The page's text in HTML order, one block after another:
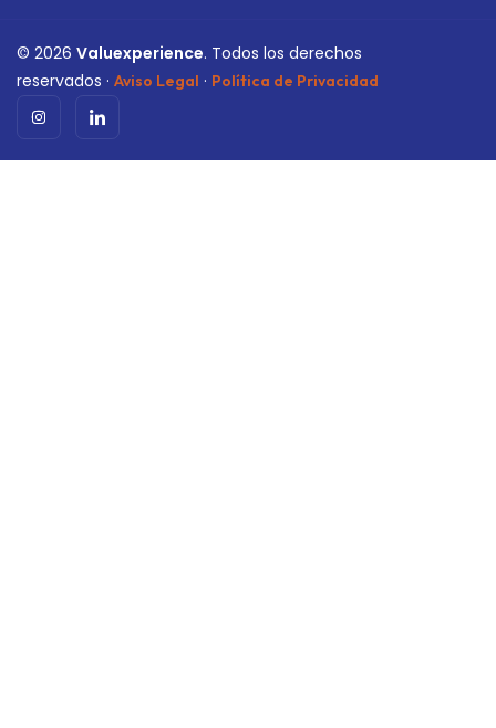
© 2026 Valuexperience. Todos los derechos
reservados · Aviso Legal · Política de Privacidad